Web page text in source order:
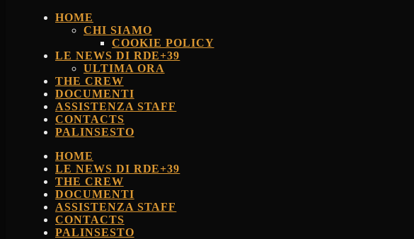
HOME
CHI SIAMO
COOKIE POLICY
LE NEWS DI RDE+39
ULTIMA ORA
THE CREW
DOCUMENTI
ASSISTENZA STAFF
CONTACTS
PALINSESTO
HOME
LE NEWS DI RDE+39
THE CREW
DOCUMENTI
ASSISTENZA STAFF
CONTACTS
PALINSESTO